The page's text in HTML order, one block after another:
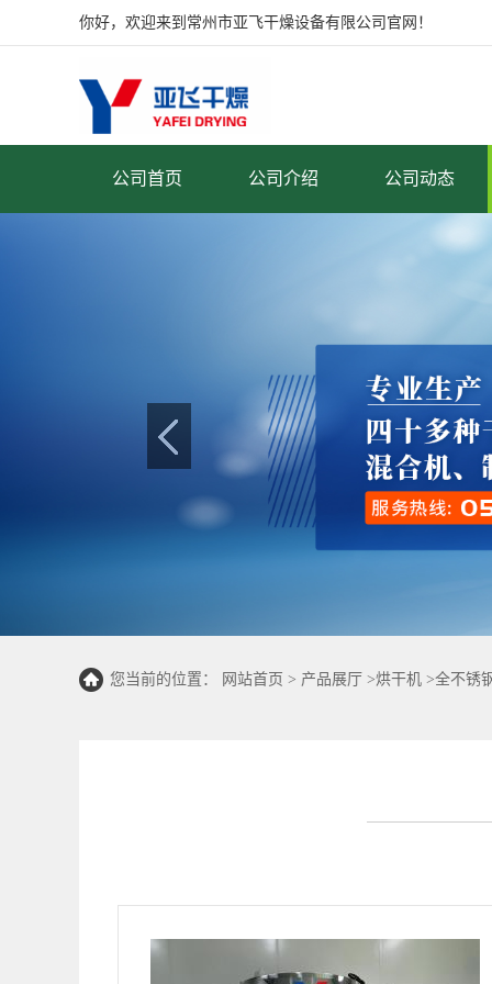
你好，欢迎来到常州市亚飞干燥设备有限公司官网！
公司首页 公司介绍 公司动态
您当前的位置： 网站首页 > 产品展厅 >烘干机 >全不锈